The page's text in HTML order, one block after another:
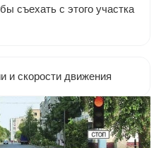
съехать с этого участка
и скорости движения